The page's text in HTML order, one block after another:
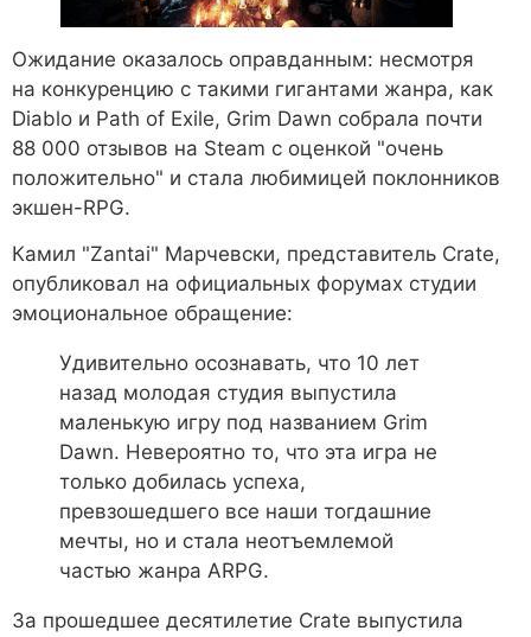
Ожидание оказалось оправданным: несмотря
на конкуренцию с такими гигантами жанра, как
Diablo и Path of Exile, Grim Dawn собрала почти
88 000 отзывов на Steam с оценкой "очень
положительно" и стала любимицей поклонников
экшен-RPG.
Камил "Zantai" Марчевски, представитель Crate,
опубликовал на официальных форумах студии
эмоциональное обращение:
Удивительно осознавать, что 10 лет
назад молодая студия выпустила
маленькую игру под названием Grim
Dawn. Невероятно то, что эта игра не
только добилась успеха,
превзошедшего все наши тогдашние
мечты, но и стала неотъемлемой
частью жанра ARPG.
За прошедшее десятилетие Crate выпустила